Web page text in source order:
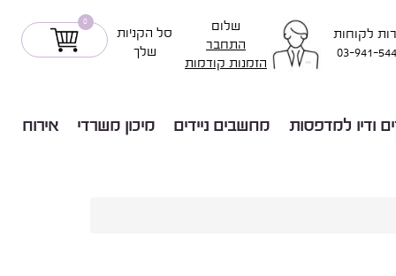
לקוחות
03-941-
שלום
התחבר
הזמנות קודמות
סל הקניות
שלך
0
ודיו למדפסות מחשבים ניידים מיכון משרדי אירוח